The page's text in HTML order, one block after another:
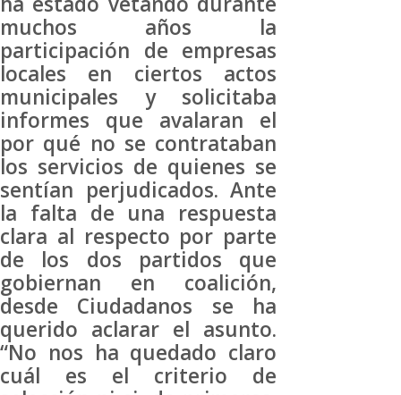
muchos años la
participación de empresas
locales en ciertos actos
municipales y solicitaba
informes que avalaran el
por qué no se contrataban
los servicios de quienes se
sentían perjudicados. Ante
la falta de una respuesta
clara al respecto por parte
de los dos partidos que
gobiernan en coalición,
desde Ciudadanos se ha
querido aclarar el asunto.
“No nos ha quedado claro
cuál es el criterio de